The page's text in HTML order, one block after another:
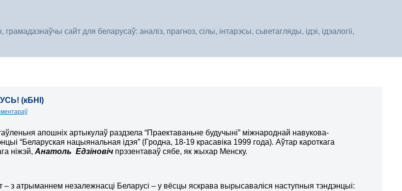
сайт для беларусаў: аналіз, прагноз, сілы, інтарэсы, сьветагляды, ідэі, ідэалогіі,
(кБНІ)
апошніх артыкулаў раздзела “Праектаваньне будучыні” міжнароднай навукова-
“Беларуская нацыянальная ідэя” (Гродна, 18-19 красавіка 1999 года). Аўтар кароткага
ніжэй,Анатоль Едзіновіч прэзентаваў сябе, як жыхар Менску.
– з атрыманнем незалежнасці Беларусі – у вёсцы яскрава вырысаваліся наступныя тэндэнцыі: